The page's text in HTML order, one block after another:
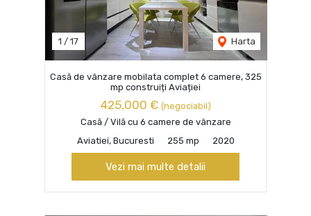
1 / 17 Harta
Casă de vânzare mobilata complet 6 camere, 325
mp construiți Aviației
425,000 € (negociabil)
Casă / Vilă cu 6 camere de vânzare
Aviatiei, Bucuresti
255 mp 2020
Vezi mai multe detalii